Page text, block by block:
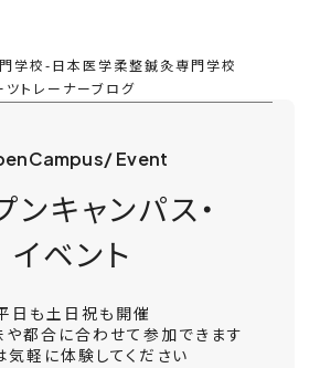
学校-日本医学柔整鍼灸専門学校
ツトレーナーブログ
Event
ンキャンパス・
イベント
日も土日祝も開催
都合に合わせて参加できます
気軽に体験してください